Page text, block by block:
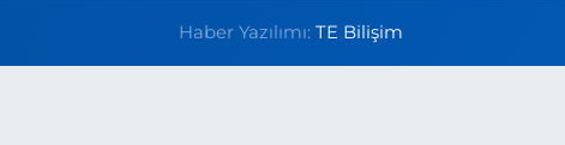
Haber Yazılımı:TE Bilişim